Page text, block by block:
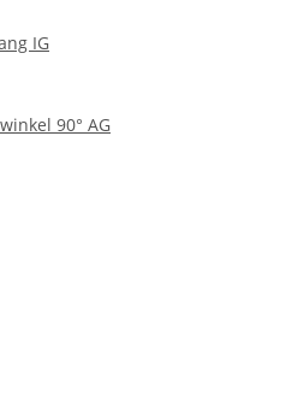
IG